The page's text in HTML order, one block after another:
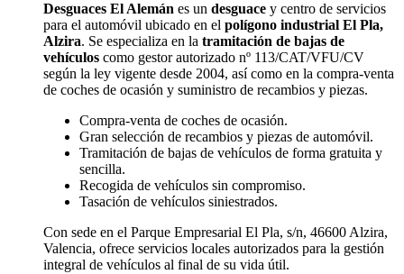
Desguaces El Alemán es un desguace y centro de servicios
para el automóvil ubicado en el polígono industrial El Pla,
Alzira. Se especializa en la tramitación de bajas de
vehículos como gestor autorizado nº 113/CAT/VFU/CV
según la ley vigente desde 2004, así como en la compra-venta
de coches de ocasión y suministro de recambios y piezas.
Compra-venta de coches de ocasión.
Gran selección de recambios y piezas de automóvil.
Tramitación de bajas de vehículos de forma gratuita y
sencilla.
Recogida de vehículos sin compromiso.
Tasación de vehículos siniestrados.
Con sede en el Parque Empresarial El Pla, s/n, 46600 Alzira,
Valencia, ofrece servicios locales autorizados para la gestión
integral de vehículos al final de su vida útil.